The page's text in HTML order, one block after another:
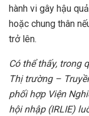
hành vi gây hậu
hoặc chung thân
trở lên.
Có thể thấy, trong
Thị trường –
phối hợp Viện
hội nhập (IRLIE)